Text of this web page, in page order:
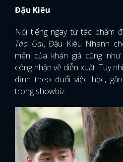
Đậu Kiêu
Nổi tiếng ngay từ tác phẩm
Táo Gai, Đậu Kiêu Nhanh
mến của khán giả cũng
công nhận về diễn xuất. Tuy
định theo đuổi việc học,
trong showbiz.